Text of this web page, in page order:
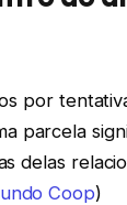
por
parcela
delas
Coop)